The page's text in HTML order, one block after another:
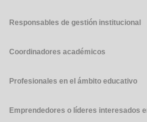
Responsables de gestión institucional
Coordinadores académicos
Profesionales en el ámbito educativo
Emprendedores o líderes interesados